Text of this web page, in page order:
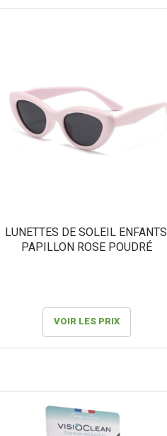
LUNETTES DE SOLEIL
PAPILLON ROSE POUDRÉ
VOIR LES PRIX